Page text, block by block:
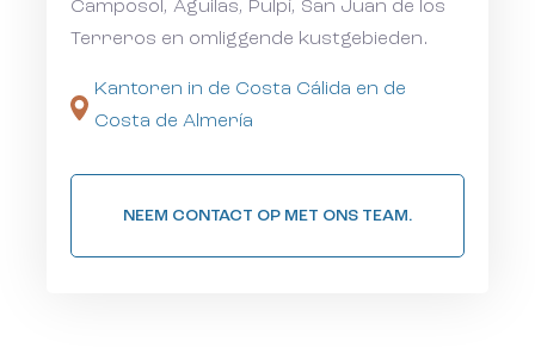
Camposol, Águilas, Pulpí, San Juan de los
Terreros en omliggende kustgebieden.
Kantoren in de Costa Cálida en de
Costa de Almería
NEEM CONTACT OP MET ONS TEAM.